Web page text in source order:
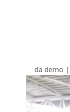
da demo |